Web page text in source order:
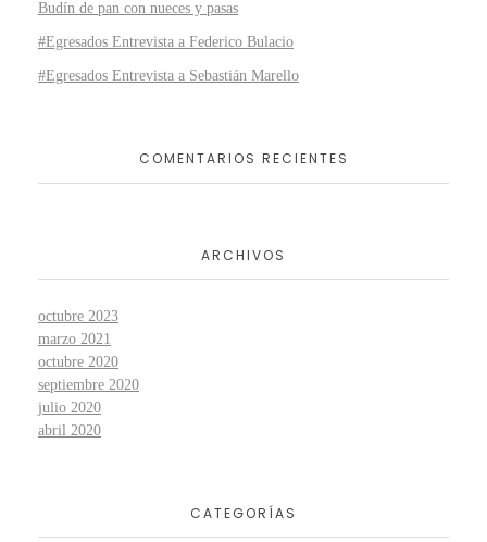
Budín de pan con nueces y pasas
#Egresados Entrevista a Federico Bulacio
#Egresados Entrevista a Sebastián Marello
COMENTARIOS RECIENTES
ARCHIVOS
octubre 2023
marzo 2021
octubre 2020
septiembre 2020
julio 2020
abril 2020
CATEGORÍAS